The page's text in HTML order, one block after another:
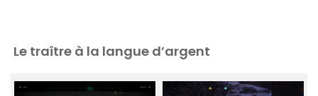
Le traître à la langue d’argent